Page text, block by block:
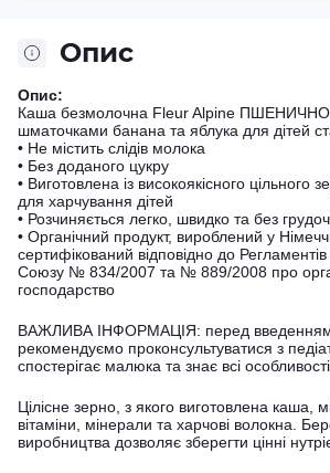
Опис
Опис:
Каша безмолочна Fleur Alpine
шматочками банана та яблука для дітей
• Не містить слідів молока
• Без доданого цукру
• Виготовлена ​​із високоякісного цільного
для харчування дітей
• Розчиняється легко, швидко та без
• Органічний продукт, вироблений у
сертифікований відповідно до
Союзу № 834/2007 та № 889/2008 про
господарство
ВАЖЛИВА ІНФОРМАЦІЯ: перед введенням
рекомендуємо проконсультуватися з
спостерігає малюка та знає всі
Цілісне зерно, з якого виготовлена ​​каша,
вітаміни, мінерали та харчові волокна.
виробництва дозволяє зберегти цінні